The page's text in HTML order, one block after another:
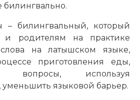
– билингвальный, который
и родителям на практике
на латышском языке,
приготовления еды,
вопросы, используя
уменьшить языковой барьер.